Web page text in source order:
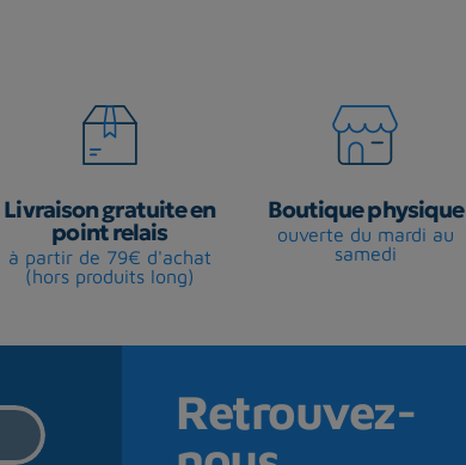
Livraison gratuite en
point relais
à partir de 79€ d'achat
(hors produits long)
Boutique physique
ouverte du mardi au
samedi
Retrouvez-